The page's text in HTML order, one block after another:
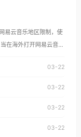
区及版权限制问题，且
决「海外用户收听腾讯
亚、欧洲等国家和地区
易云音乐地区限制，使
等国家和地区时，网易
到这个问题
制」的问题，无论人在
03-22
03-22
03-22
03-22